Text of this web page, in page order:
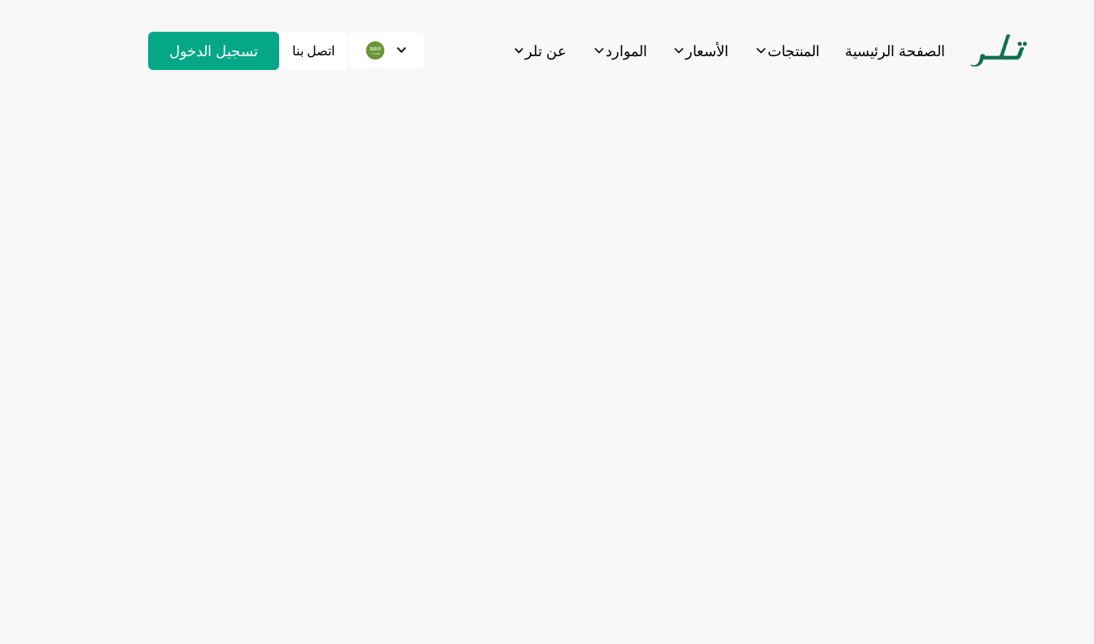
الصفحة الرئيسية المنتجات الأسعار الموارد عن تلر اتصل بنا تسجيل الدخول